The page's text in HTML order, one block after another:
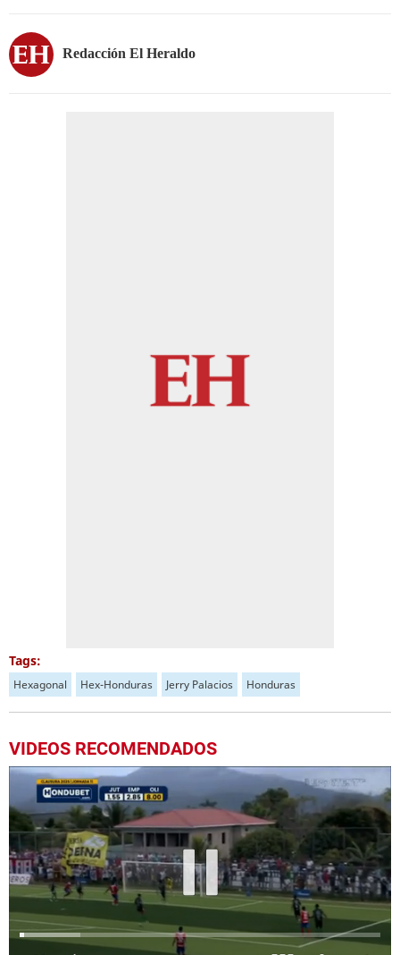
Redacción El Heraldo
Tags:
Hexagonal Hex-Honduras Jerry Palacios Honduras
VIDEOS RECOMENDADOS